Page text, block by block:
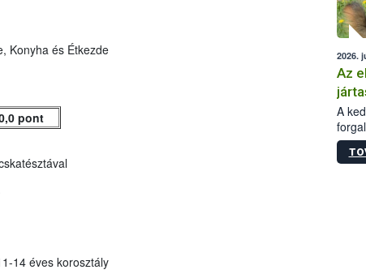
Konyha és Étkezde
pont
14 éves korosztály
2026.
Az
A